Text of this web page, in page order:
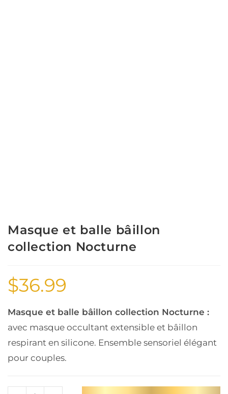
Masque et balle bâillon
collection Nocturne
$36.99
Masque et balle bâillon collection Nocturne :
avec masque occultant extensible et bâillon
respirant en silicone. Ensemble sensoriel élégant
pour couples.